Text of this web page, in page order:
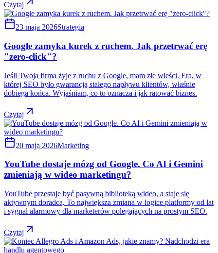
Czytaj
23 maja 2026Strategia
Google zamyka kurek z ruchem. Jak przetrwać erę
"zero-click"?
Jeśli Twoja firma żyje z ruchu z Google, mam złe wieści. Era, w
której SEO było gwarancją stałego napływu klientów, właśnie
dobiega końca. Wyjaśniam, co to oznacza i jak ratować biznes.
Czytaj
20 maja 2026Marketing
YouTube dostaje mózg od Google. Co AI i Gemini
zmieniają w wideo marketingu?
YouTube przestaje być pasywną biblioteką wideo, a staje się
aktywnym doradcą. To największa zmiana w logice platformy od lat
i sygnał alarmowy dla marketerów polegających na prostym SEO.
Czytaj